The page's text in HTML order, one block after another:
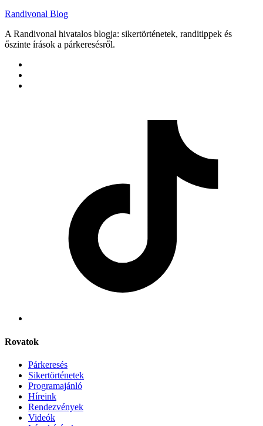
Randivonal Blog
A Randivonal hivatalos blogja: sikertörténetek, randitippek és
őszinte írások a párkeresésről.
Rovatok
Párkeresés
Sikertörténetek
Programajánló
Híreink
Rendezvények
Videók